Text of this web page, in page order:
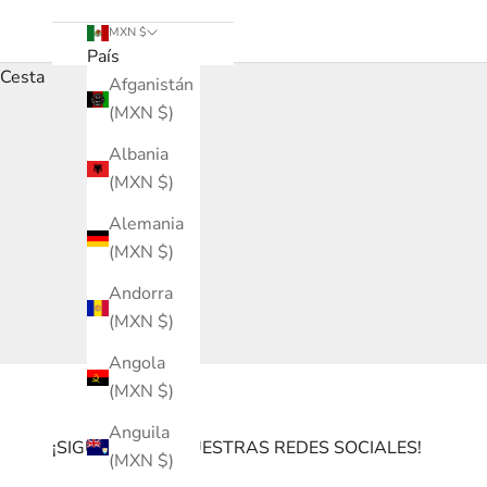
MXN $
País
Afganistán
(MXN $)
Albania
(MXN $)
Alemania
(MXN $)
Andorra
(MXN $)
Angola
(MXN $)
Anguila
(MXN $)
Cesta
¡SIGUENOS EN NUESTRAS REDES SOCIALES!